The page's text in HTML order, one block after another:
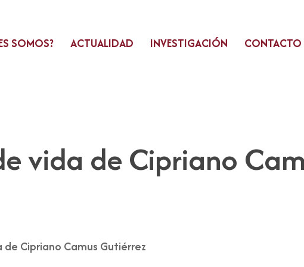
SOMOS? ACTUALIDAD INVESTIGACIÓN CONTACTO
vida de Cipriano
de Cipriano Camus Gutiérrez